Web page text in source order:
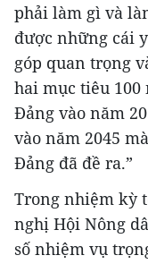
phải làm gì và
được những cái
góp quan trọng
hai mục tiêu 100
Đảng vào năm
vào năm 2045
Đảng đã đề ra.”
Trong nhiệm kỳ
nghị Hội Nông
số nhiệm vụ